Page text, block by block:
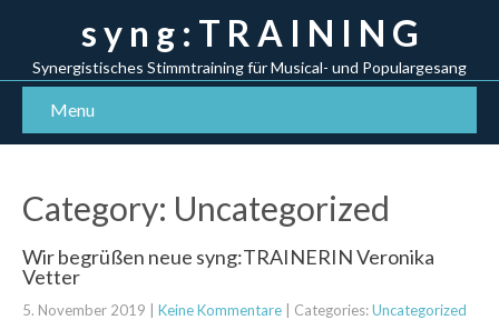
s y n g : T R A I N I N G
Synergistisches Stimmtraining für Musical- und Populargesang
Menu
Category: Uncategorized
Wir begrüßen neue syng:TRAINERIN Veronika
Vetter
5. November 2019 Keine Kommentare | Categories:Uncategorized